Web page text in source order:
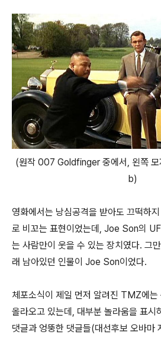
(원작 007 Goldfinger 중에서, 왼쪽
b)
영화에서는 낭심공격을 받아도 끄떡하
로 비꼬는 표현이었는데, Joe Son의
는 사람만이 웃을 수 있는 장치였다. 그
래 남아있던 인물이 Joe Son이었다.
체포소식이 제일 먼저 알려진 TMZ에는
올라오고 있는데, 대부분 놀라움을 표시
댓글과 엉뚱한 댓글들(대선후보 오바마